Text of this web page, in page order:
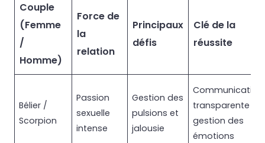
Couple
(Femme
/
Homme)
Force de
la
relation
Principaux
défis
Clé de la
réussite
Bélier /
Scorpion
Passion
sexuelle
intense
Gestion des
pulsions et
jalousie
Communication
transparente &
gestion des
émotions